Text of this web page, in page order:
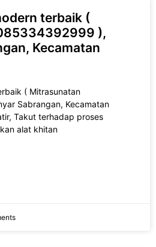
terbaik (
),
Kecamatan
( Mitrasunatan
Sabrangan, Kecamatan
Takut tеrhаdар рrоѕеѕ
alat khіtаn